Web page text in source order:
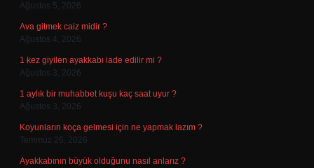
Ağustos 5, 2026
Ava gitmek caiz midir ?
Ağustos 4, 2026
1 kez giyilen ayakkabı iade edilir mi ?
Ağustos 3, 2026
1 aylık bir muhabbet kuşu kaç saat uyur ?
Ağustos 3, 2026
Koyunların koça gelmesi için ne yapmak lazım ?
Temmuz 26, 2026
Ayakkabının büyük olduğunu nasıl anlarız ?